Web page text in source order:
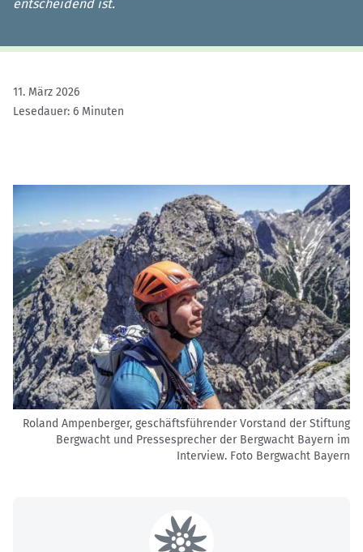
entscheidend ist.
11. März 2026
Lesedauer: 6 Minuten
Roland Ampenberger, geschäftsführender Vorstand der Stiftung
Bergwacht und Pressesprecher der Bergwacht Bayern im
Interview. Foto Bergwacht Bayern